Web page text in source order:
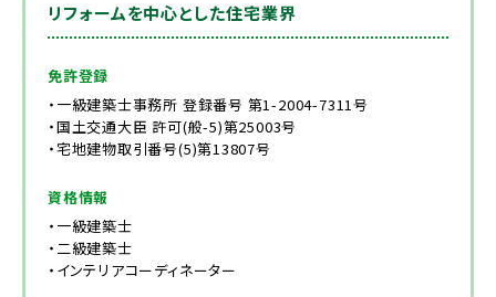
リフォームを中心とした住宅業界
免許登録
・一級建築士事務所 登録番号 第1-2004-7311号
・国土交通大臣 許可(般-5)第25003号
・宅地建物取引番号(5)第13807号
資格情報
・一級建築士
・二級建築士
・インテリアコーディネーター